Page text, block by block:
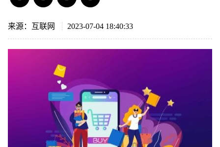
来源：互联网 2023-07-04 18:40:33